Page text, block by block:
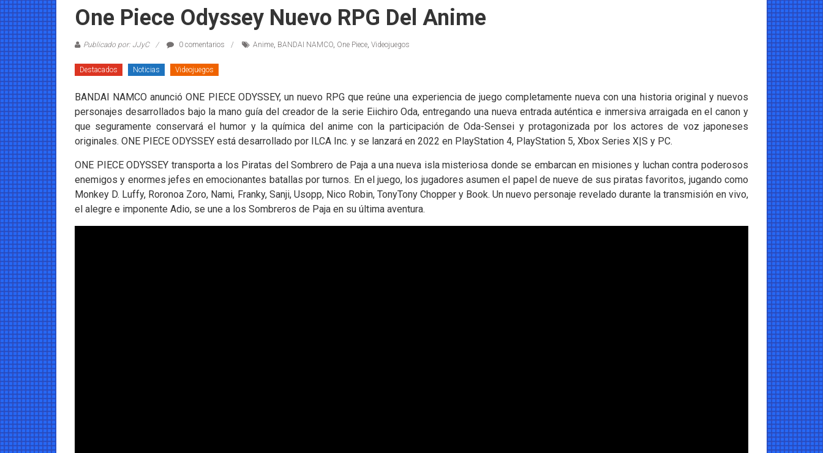
Coleccionables
y
entretenimiento
coleccionistas.
One Piece Odyssey Nuevo RPG Del Anime
Publicado por: JJyC 0 comentarios Anime, BANDAI NAMCO, One Piece, Videojuegos
Destacados Noticias Videojuegos
BANDAI NAMCO anunció ONE PIECE ODYSSEY, un nuevo RPG que reúne una experiencia de juego completamente nueva con una historia original y nuevos
personajes desarrollados bajo la mano guía del creador de la serie Eiichiro Oda, entregando una nueva entrada auténtica e inmersiva arraigada en el canon y
que seguramente conservará el humor y la química del anime con la participación de Oda-Sensei y protagonizada por los actores de voz japoneses
originales. ONE PIECE ODYSSEY está desarrollado por ILCA Inc. y se lanzará en 2022 en PlayStation 4, PlayStation 5, Xbox Series X|S y PC.
ONE PIECE ODYSSEY transporta a los Piratas del Sombrero de Paja a una nueva isla misteriosa donde se embarcan en misiones y luchan contra poderosos
enemigos y enormes jefes en emocionantes batallas por turnos. En el juego, los jugadores asumen el papel de nueve de sus piratas favoritos, jugando como
Monkey D. Luffy, Roronoa Zoro, Nami, Franky, Sanji, Usopp, Nico Robin, TonyTony Chopper y Book. Un nuevo personaje revelado durante la transmisión en vivo,
el alegre e imponente Adio, se une a los Sombreros de Paja en su última aventura.